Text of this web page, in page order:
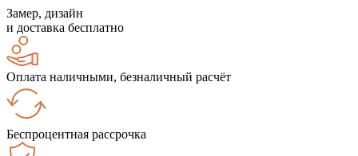
Замер, дизайн
и доставка бесплатно
Оплата наличными, безналичный расчёт
Беспроцентная рассрочка